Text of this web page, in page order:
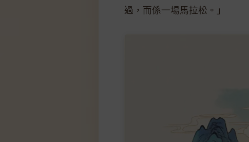
過，而係一場馬拉松。」